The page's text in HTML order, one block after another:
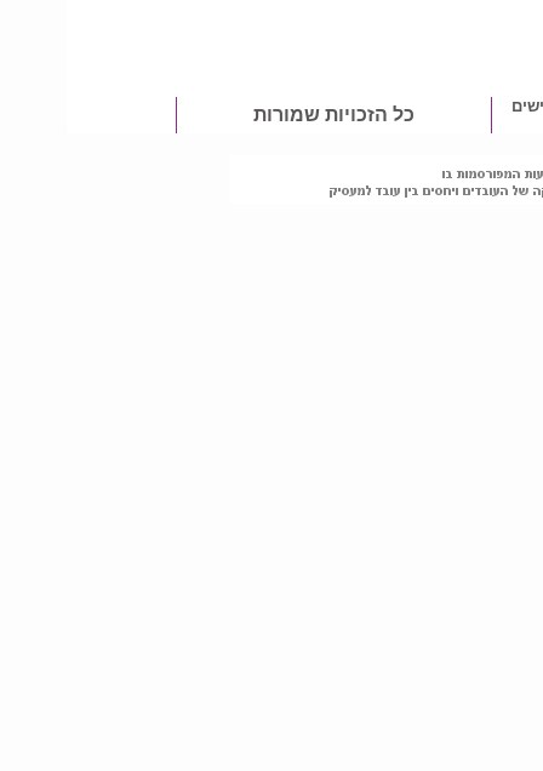
כל הזכויות שמורות